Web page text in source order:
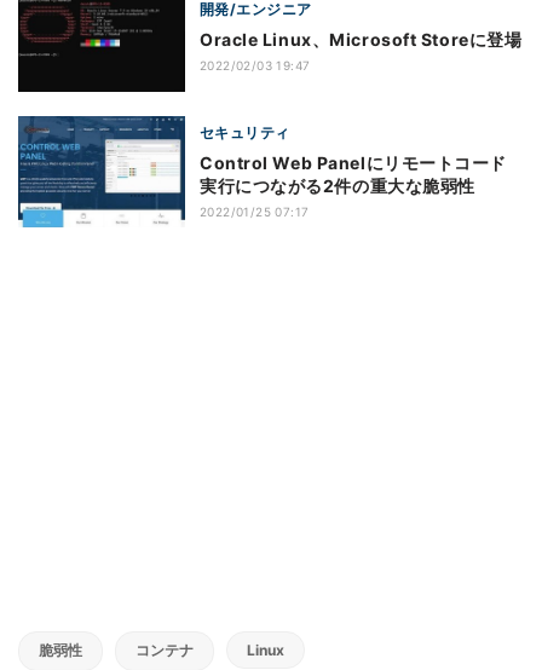
開発/エンジニア
Oracle Linux、Microsoft Storeに登場
2022/02/03 19:47
セキュリティ
Control Web Panelにリモートコード
実行につながる2件の重大な脆弱性
2022/01/25 07:17
脆弱性 コンテナ Linux